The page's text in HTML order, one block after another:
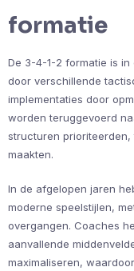
formatie
De 3-4-1-2 formatie is
door verschillende
implementaties door
worden teruggevoerd
structuren
maakten.
In de afgelopen jaren
moderne speelstijlen,
overgangen. Coaches
aanvallende
maximaliseren,